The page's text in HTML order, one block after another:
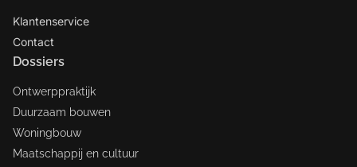
Klantenservice
Contact
Dossiers
Ontwerppraktijk
Duurzaam bouwen
Woningbouw
Maatschappij en cultuur